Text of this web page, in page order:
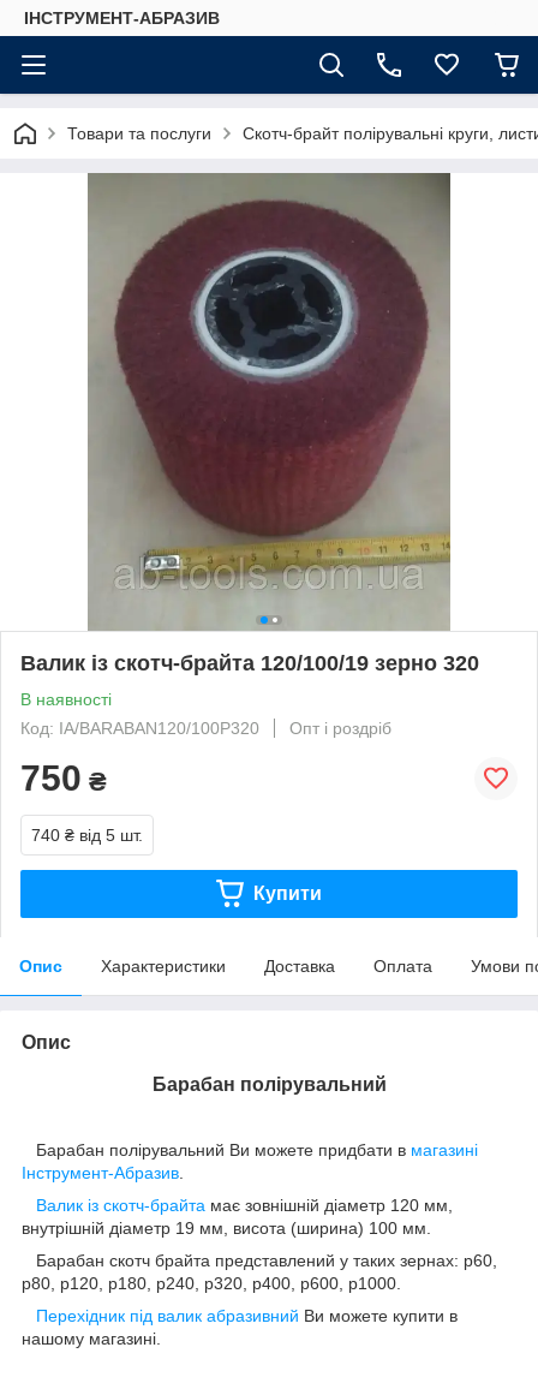
ІНСТРУМЕНТ-АБРАЗИВ
Товари та послуги Скотч-брайт полірувальні круги,
Валик із скотч-брайта 120/100/19 зерно 320
В наявності
Код: IA/BARABAN120/100Р320
Опт і роздріб
750 ₴
740 ₴ від 5 шт.
Купити
Опис Характеристики Доставка Оплата Умови
Опис
Барабан полірувальний
Барабан полірувальний Ви можете придбати в магазині
Інструмент-Абразив
Валик із скотч-брайта має зовнішній діаметр 120 мм,
внутрішній діаметр 19 мм, висота (ширина) 100 мм.
Барабан скотч брайта представлений у таких зернах: р60,
р80, р120, р180, р240, р320, р400, р600, р1000.
Перехідник під валик абразивний Ви можете купити в
нашому магазині.